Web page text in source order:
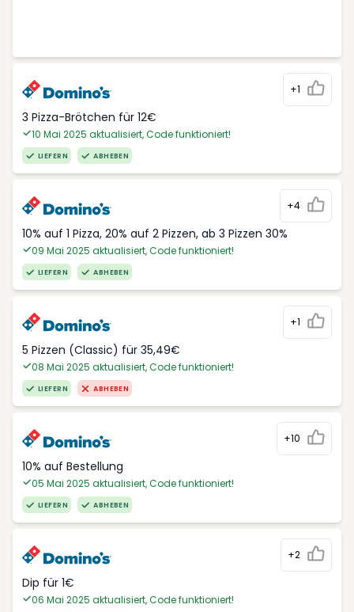
+1
3 Pizza-Brötchen für 12€
10 Mai 2025 aktualisiert, Code funktioniert!
LIEFERN ABHEBEN
+4
10% auf 1 Pizza, 20% auf 2 Pizzen, ab 3 Pizzen 30%
09 Mai 2025 aktualisiert, Code funktioniert!
LIEFERN ABHEBEN
+1
5 Pizzen (Classic) für 35,49€
08 Mai 2025 aktualisiert, Code funktioniert!
LIEFERN ABHEBEN
+10
10% auf Bestellung
05 Mai 2025 aktualisiert, Code funktioniert!
LIEFERN ABHEBEN
+2
Dip für 1€
06 Mai 2025 aktualisiert, Code funktioniert!